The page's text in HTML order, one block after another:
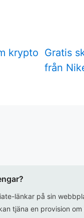
krypto Gratis
från
länkar på sin
tjäna en provision